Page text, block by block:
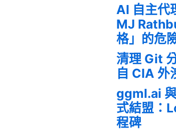
AI 自主代
MJ
格」的危
清理 Git
自 CIA 外
ggml.ai
式結盟：
程碑